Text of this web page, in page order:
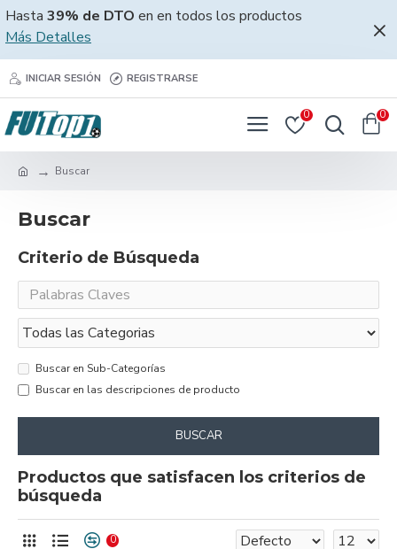
Hasta 39% de DTO en en todos los productos
Más Detalles
INICIAR SESIÓN REGISTRARSE
0 0
Buscar
Buscar
Criterio de Búsqueda
Buscar en Sub-Categorías
Buscar en las descripciones de producto
BUSCAR
Productos que satisfacen los criterios de
búsqueda
0